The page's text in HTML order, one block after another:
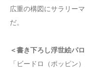
広重の構図にサラリー
だ。
＜書き下ろし浮世絵パ
「ビードロ（ポッピン